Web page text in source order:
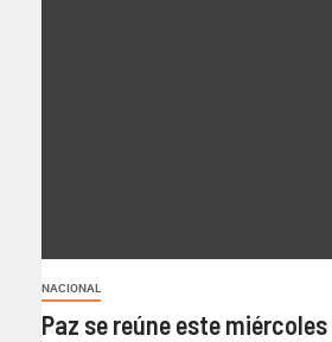
NACIONAL
Paz se reúne este